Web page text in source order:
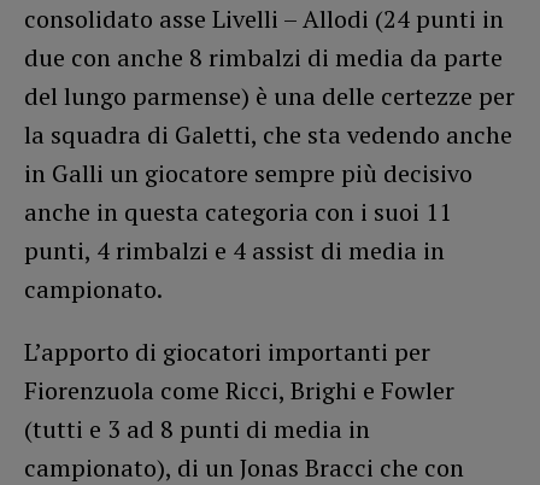
consolidato asse Livelli – Allodi (24 punti in
due con anche 8 rimbalzi di media da parte
del lungo parmense) è una delle certezze per
la squadra di Galetti, che sta vedendo anche
in Galli un giocatore sempre più decisivo
anche in questa categoria con i suoi 11
punti, 4 rimbalzi e 4 assist di media in
campionato.
L’apporto di giocatori importanti per
Fiorenzuola come Ricci, Brighi e Fowler
(tutti e 3 ad 8 punti di media in
campionato), di un Jonas Bracci che con